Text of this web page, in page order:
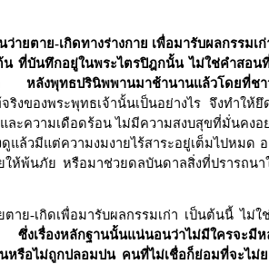
ว่ายตาย-เกิดทางร่างกาย เพื่อมารับผลกรรม
ที่บันทึกอยู่ในพระไตรปิฎกนั้น ไม่ใช่คำสอ
หลังพุทธปรินิพพานมาช้านานแล้วโดยที่ชา
ริงของพระพุทธเจ้านั้นเป็นอย่างไร จึงทำ
ความเดือดร้อน ไม่มีความสงบสุขที่มั่นคงอ
ล้วมีแต่ความงมงายไร้สาระอยู่เต็มไปหมด
ให้พ้นภัย หรือมาช่วยดลบันดาลสิ่งที่ปรารถ
ตาย-เกิดเพื่อมารับผลกรรมเก่า เป็นต้นนี้
?ซึ่งเรื่องหลักฐานนั้นแน่นอนว่าไม่มีใครจะ
หรือไม่ถูกปลอมปน คนที่ไม่เชื่อก็ย่อมที่จะไม่